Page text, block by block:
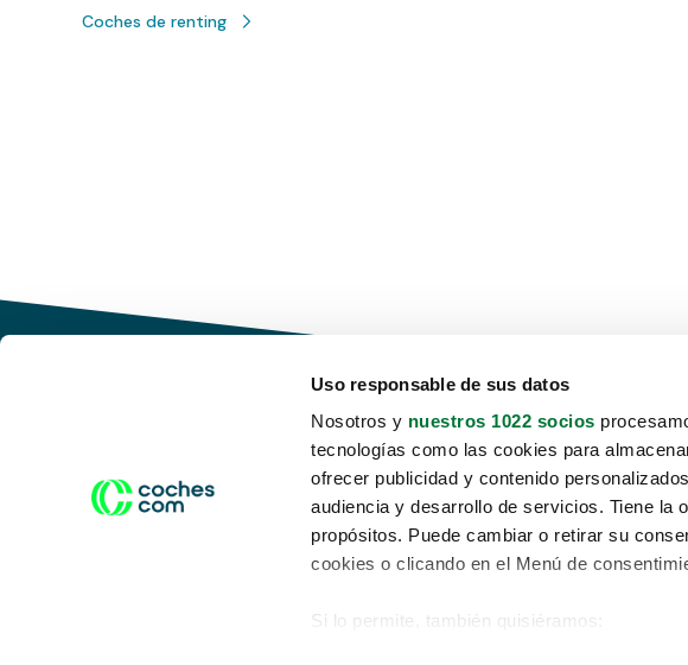
Uso responsable de sus datos
Nosotros y nuestros 1022 socios
tecnologías como las cookies para
ofrecer publicidad y contenido
audiencia y desarrollo de servicios. Tiene la
propósitos. Puede cambiar o retirar su
cookies o clicando en el Menú de
Si lo permite, también quisiéramos:
Coches de renting
Conduce tu futuro,
desata tu movilidad